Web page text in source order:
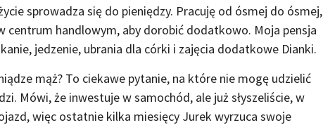
sprowadza się do pieniędzy. Pracuję od ósmej do ósmej,
centrum handlowym, aby dorobić dodatkowo. Moja pensja
jedzenie, ubrania dla córki i zajęcia dodatkowe Dianki.
mąż? To ciekawe pytanie, na które nie mogę udzielić
Mówi, że inwestuje w samochód, ale już słyszeliście, w
więc ostatnie kilka miesięcy Jurek wyrzuca swoje